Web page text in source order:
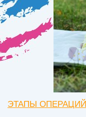
ЭТАПЫ ОПЕРАЦИЙ